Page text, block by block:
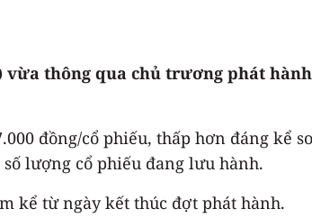
thông qua chủ trương phát
đồng/cổ phiếu, thấp hơn đáng kể
lượng cổ phiếu đang lưu hành.
kể từ ngày kết thúc đợt phát hành.